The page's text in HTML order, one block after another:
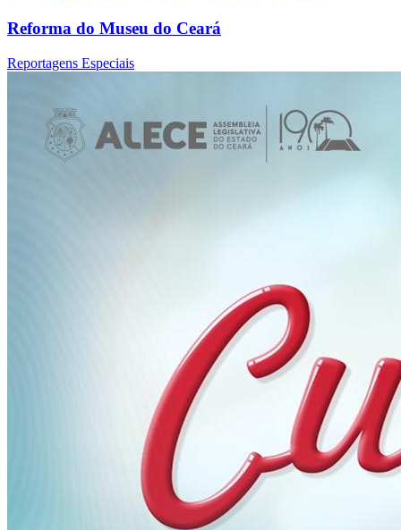
Reforma do Museu do Ceará
Reportagens Especiais